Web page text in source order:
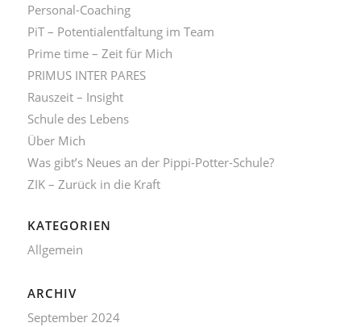
Personal-Coaching
PiT – Potentialentfaltung im Team
Prime time – Zeit für Mich
PRIMUS INTER PARES
Rauszeit – Insight
Schule des Lebens
Über Mich
Was gibt’s Neues an der Pippi-Potter-Schule?
ZIK – Zurück in die Kraft
KATEGORIEN
Allgemein
ARCHIV
September 2024